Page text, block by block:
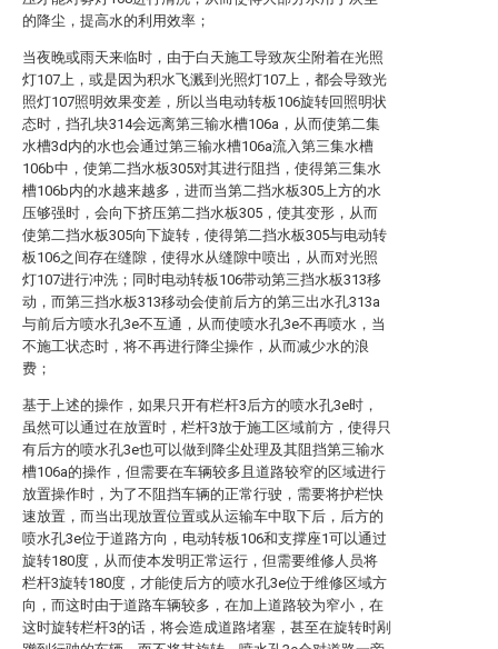
的降尘，提高水的利用效率；
当夜晚或雨天来临时，由于白天施工导致灰尘附着在光照
灯107上，或是因为积水飞溅到光照灯107上，都会导致光
照灯107照明效果变差，所以当电动转板106旋转回照明状
态时，挡孔块314会远离第三输水槽106a，从而使第二集
水槽3d内的水也会通过第三输水槽106a流入第三集水槽
106b中，使第二挡水板305对其进行阻挡，使得第三集水
槽106b内的水越来越多，进而当第二挡水板305上方的水
压够强时，会向下挤压第二挡水板305，使其变形，从而
使第二挡水板305向下旋转，使得第二挡水板305与电动转
板106之间存在缝隙，使得水从缝隙中喷出，从而对光照
灯107进行冲洗；同时电动转板106带动第三挡水板313移
动，而第三挡水板313移动会使前后方的第三出水孔313a
与前后方喷水孔3e不互通，从而使喷水孔3e不再喷水，当
不施工状态时，将不再进行降尘操作，从而减少水的浪
费；
基于上述的操作，如果只开有栏杆3后方的喷水孔3e时，
虽然可以通过在放置时，栏杆3放于施工区域前方，使得只
有后方的喷水孔3e也可以做到降尘处理及其阻挡第三输水
槽106a的操作，但需要在车辆较多且道路较窄的区域进行
放置操作时，为了不阻挡车辆的正常行驶，需要将护栏快
速放置，而当出现放置位置或从运输车中取下后，后方的
喷水孔3e位于道路方向，电动转板106和支撑座1可以通过
旋转180度，从而使本发明正常运行，但需要维修人员将
栏杆3旋转180度，才能使后方的喷水孔3e位于维修区域方
向，而这时由于道路车辆较多，在加上道路较为窄小，在
这时旋转栏杆3的话，将会造成道路堵塞，甚至在旋转时剐